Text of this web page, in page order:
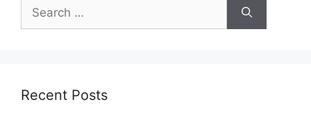
Search
for:
Recent Posts